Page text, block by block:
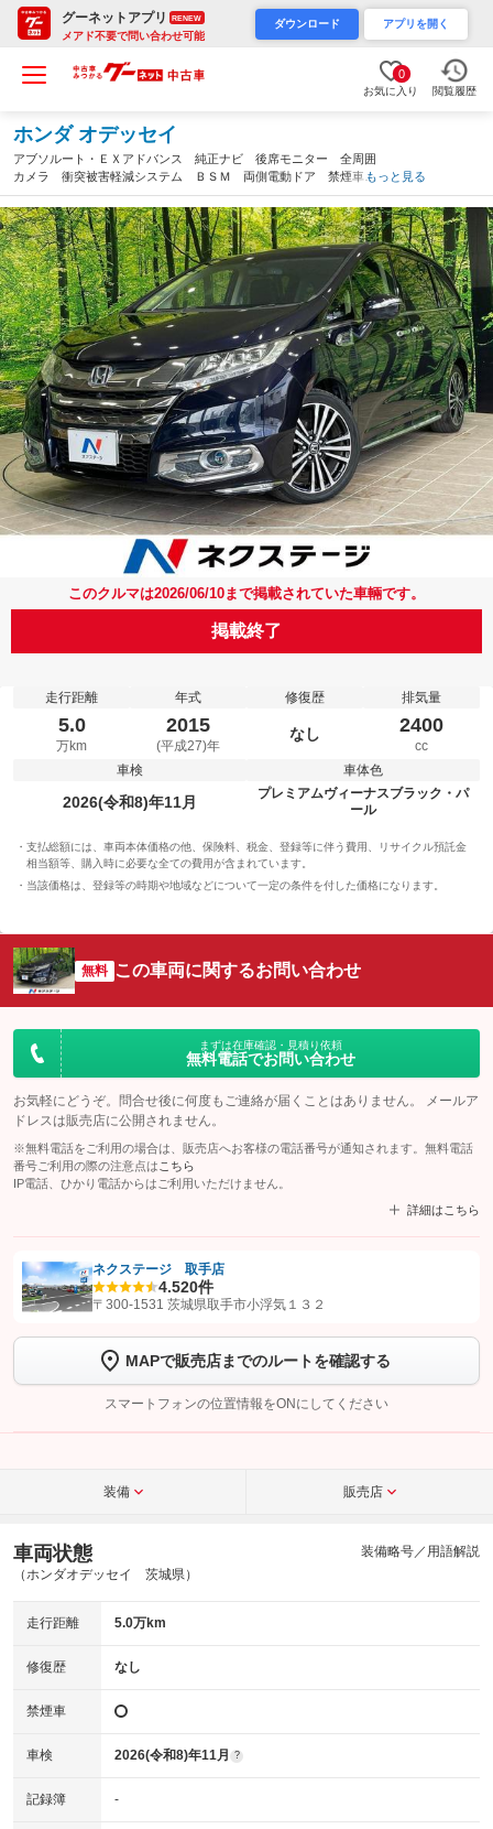
グーネットアプリ RENEW
メアド不要で問い合わせ可能
ダウンロード アプリを開く
0
お気に入り 閲覧履歴
ホンダ オデッセイ
アブソルート・ＥＸアドバンス 純正ナビ 後席モニター 全周囲
カメラ 衝突被害軽減システム ＢＳＭ 両側電動ドア 禁煙車
ハーフレザーシート パワーシート スマートキー ＬＥＤヘッ
ド ＥＴＣ 純正１８インチアルミ（茨城県）
もっと見る
このクルマは2026/06/10まで掲載されていた車輛です。
掲載終了
走行距離
5.0
万km
年式
2015
(平成27)年
修復歴
なし
排気量
2400
cc
車検
2026(令和8)年11月
車体色
プレミアムヴィーナスブラック・パ
ール
支払総額には、車両本体価格の他、保険料、税金、登録等に伴う費用、リサイクル預託金
相当額等、購入時に必要な全ての費用が含まれています。
当該価格は、登録等の時期や地域などについて一定の条件を付した価格になります。
無料 この車両に関するお問い合わせ
まずは在庫確認・見積り依頼
無料電話でお問い合わせ
お気軽にどうぞ。問合せ後に何度もご連絡が届くことはありません。 メールア
ドレスは販売店に公開されません。
※無料電話をご利用の場合は、販売店へお客様の電話番号が通知されます。無料電話
番号ご利用の際の注意点は こちら
IP電話、ひかり電話からはご利用いただけません。
詳細はこちら
【STEP1】認証画面でグーネットを友だち追加してから「許可する」ボタンを押
トーク画面で
ボタンをタップして問い合わせを
完了してください。
こちら
ネクステージ 取手店
4.520件
〒300-1531 茨城県取手市小浮気１３２
MAPで販売店までのルートを確認する
スマートフォンの位置情報をONにしてください
装備 販売店
車両状態
（ホンダオデッセイ 茨城県）
装備略号／用語解説
走行距離 5.0万km
修復歴 なし
禁煙車
車検 2026(令和8)年11月 ?
記録簿 -